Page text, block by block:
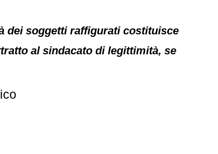
dei soggetti raffigurati costituisce
al sindacato di legittimità, se